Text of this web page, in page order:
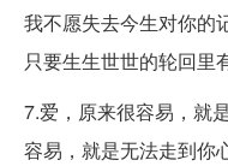
我不愿失去今生对你的
只要生生世世的轮回里
7.爱，原来很容易，就
容易，就是无法走到你